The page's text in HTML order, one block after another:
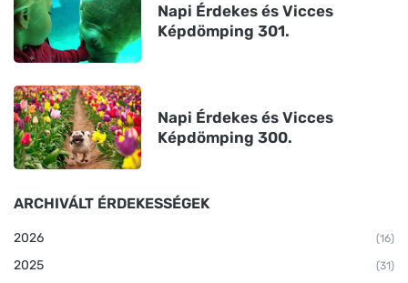
Napi Érdekes és Vicces
Képdömping 301.
Napi Érdekes és Vicces
Képdömping 300.
ARCHIVÁLT ÉRDEKESSÉGEK
2026 (16)
2025 (31)